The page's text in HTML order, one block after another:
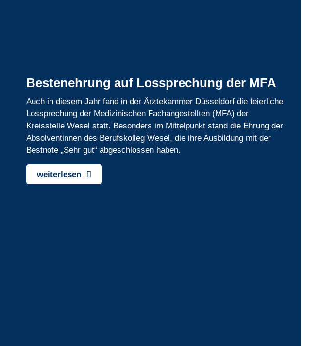
Bestenehrung auf Lossprechung der MFA
Auch in diesem Jahr fand in der Ärztekammer Düsseldorf die feierliche
Lossprechung der Medizinischen Fachangestellten (MFA) der
Kreisstelle Wesel statt. Besonders im Mittelpunkt stand die Ehrung der
Absolventinnen des Berufskolleg Wesel, die ihre Ausbildung mit der
Bestnote „Sehr gut“ abgeschlossen haben.
weiterlesen